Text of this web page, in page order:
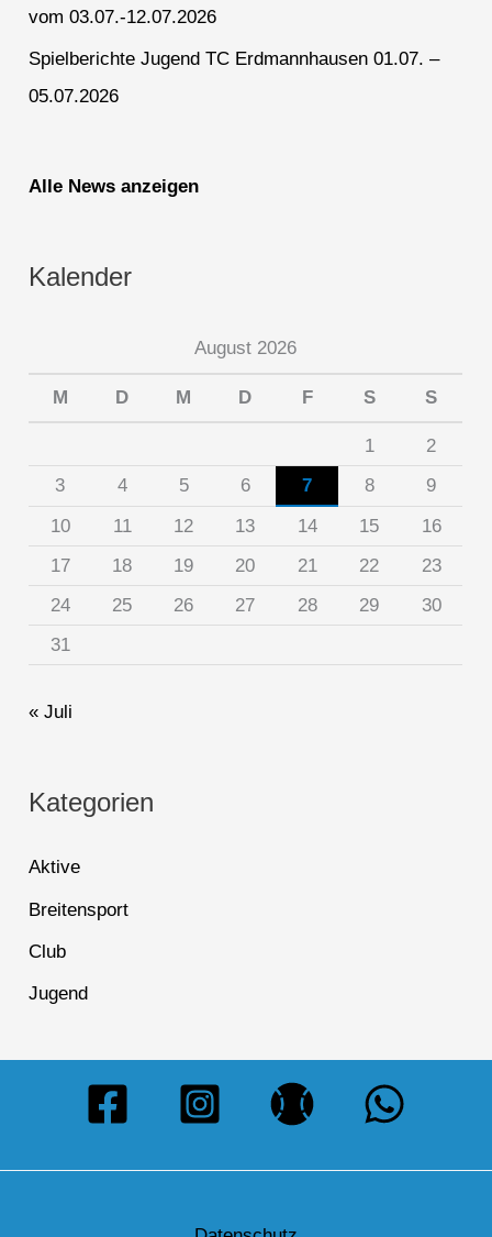
vom 03.07.-12.07.2026
Spielberichte Jugend TC Erdmannhausen 01.07. –
05.07.2026
Alle News anzeigen
Kalender
August 2026
M D M D F S S
1
2
3
4 5 6 7 8
9
10
11 12 13 14 15
16
17
18 19 20 21 22
23
24
25 26 27 28 29
30
31
« Juli
Kategorien
Aktive
Breitensport
Club
Jugend